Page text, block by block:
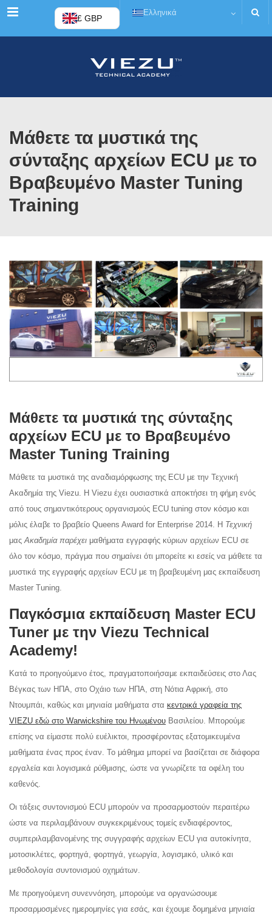
Μενού £ GBP
Ελληνικά
Μάθετε τα μυστικά της
σύνταξης αρχείων ECU με το
Βραβευμένο Master Tuning
Training
Μάθετε τα μυστικά της σύνταξης
αρχείων ECU με το Βραβευμένο
Master Tuning Training
Μάθετε τα μυστικά της αναδιαμόρφωσης της ECU με την Τεχνική
Ακαδημία της Viezu. Η Viezu έχει ουσιαστικά αποκτήσει τη φήμη ενός
από τους σημαντικότερους οργανισμούς ECU tuning στον κόσμο και
μόλις έλαβε το βραβείο Queens Award for Enterprise 2014. Η Τεχνική
μαςΑκαδημία παρέχει μαθήματα εγγραφής κύριων αρχείων ECU σε
όλο τον κόσμο, πράγμα που σημαίνει ότι μπορείτε κι εσείς να μάθετε τα
μυστικά της εγγραφής αρχείων ECU με τη βραβευμένη μας εκπαίδευση
Master Tuning.
Παγκόσμια εκπαίδευση Master ECU
Tuner με την Viezu Technical
Academy!
Κατά το προηγούμενο έτος, πραγματοποιήσαμε εκπαιδεύσεις στο Λας
Βέγκας των ΗΠΑ, στο Οχάιο των ΗΠΑ, στη Νότια Αφρική, στο
Ντουμπάι, καθώς και μηνιαία μαθήματα στα κεντρικά γραφεία της
VIEZU εδώ στο Warwickshire του Ηνωμένου Βασιλείου. Μπορούμε
επίσης να είμαστε πολύ ευέλικτοι, προσφέροντας εξατομικευμένα
μαθήματα ένας προς έναν. Το μάθημα μπορεί να βασίζεται σε διάφορα
εργαλεία και λογισμικά ρύθμισης, ώστε να γνωρίζετε τα οφέλη του
καθενός.
Οι τάξεις συντονισμού ECU μπορούν να προσαρμοστούν περαιτέρω
ώστε να περιλαμβάνουν συγκεκριμένους τομείς ενδιαφέροντος,
συμπεριλαμβανομένης της συγγραφής αρχείων ECU για αυτοκίνητα,
μοτοσικλέτες, φορτηγά, φορτηγά, γεωργία, λογισμικό, υλικό και
μεθοδολογία συντονισμού οχημάτων.
Με προηγούμενη συνεννόηση, μπορούμε να οργανώσουμε
προσαρμοσμένες ημερομηνίες για εσάς, και έχουμε δομημένα μηνιαία